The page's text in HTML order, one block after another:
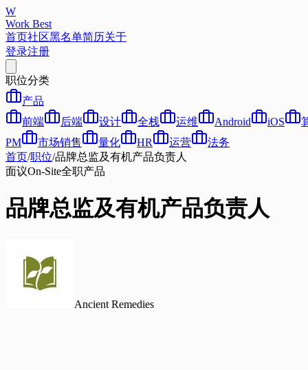
W
Work Best
首页社区黑名单简历关于
登录注册
职位分类
产品
前端
后端 设计 全栈 运维 Android iOS
PM
市场销售 量化 HR 运营
法务
首页/职位/品牌总监及有机产品负责人
面议On-Site全职产品
品牌总监及有机产品负责人
Ancient Remedies